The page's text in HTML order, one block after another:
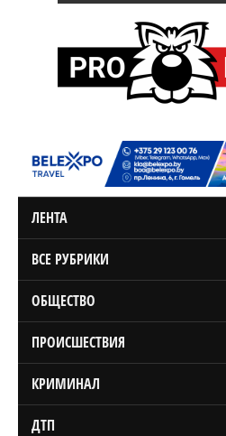
ЛЕНТА
ВСЕ РУБРИКИ
ОБЩЕСТВО
ПРОИСШЕСТВИЯ
КРИМИНАЛ
ДТП